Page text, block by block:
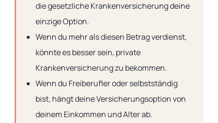
die gesetzliche Krankenversicherung deine
einzige Option.
Wenn du mehr als diesen Betrag verdienst,
könnte es besser sein, private
Krankenversicherung zu bekommen.
Wenn du Freiberufler oder selbstständig
bist, hängt deine Versicherungsoption von
deinem Einkommen und Alter ab.